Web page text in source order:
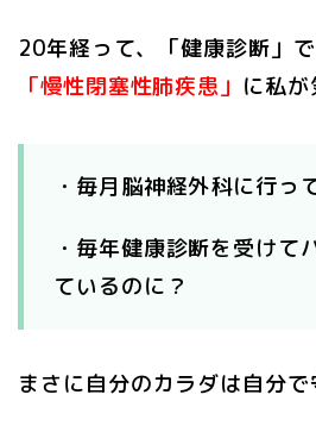
20年経って、「健康診断」
「慢性閉塞性肺疾患」 に私が
・毎月脳神経外科に行っ
・毎年健康診断を受けて
ているのに？
まさに自分のカラダは自分